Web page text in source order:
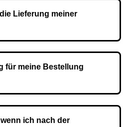
Lieferung meiner
hängt davon ab.
für meine Bestellung
ich nach der